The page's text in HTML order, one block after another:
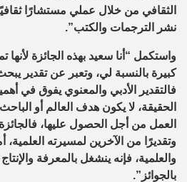
الثقافي من خلال عملي مستشارًا
نشر الترجمات والكتب”.
واستكمل “أنا سعيد بهذه الجائزة لأنها
كبيرة بالنسبة لي، وتعبر عن تقدير
فالتقدير الأدبي والمعنوي يفوق في
الحقيقة، لا يكون هدف العالم أو
العمل من أجل الحصول عليها، فالجائزة
وتقديرًا من الآخرين لمسيرته العلمية،
والعلمية، فإنه ينشغل بالمعرفة
بالجوائز”.